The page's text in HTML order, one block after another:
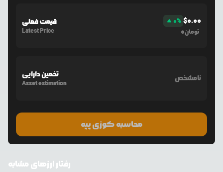
قیمت فعلی
Latest Price
0% $0.00
0تومان
تخمین دارایی
Asset estimation
نامشخص
محاسبه کوزی پپه
رفتار ارزهای مشابه